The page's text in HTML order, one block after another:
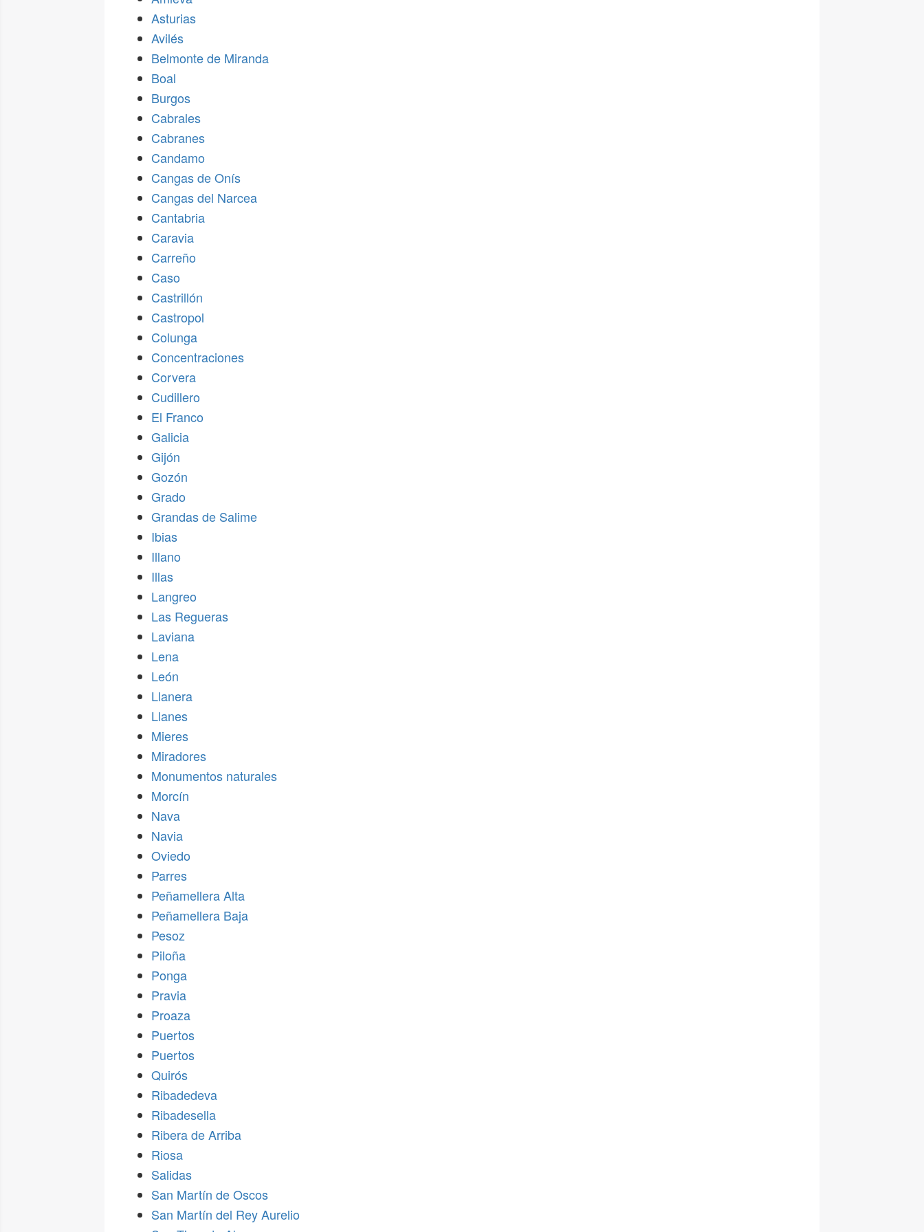
Asturias
Avilés
Belmonte de Miranda
Boal
Burgos
Cabrales
Cabranes
Candamo
Cangas de Onís
Cangas del Narcea
Cantabria
Caravia
Carreño
Caso
Castrillón
Castropol
Colunga
Concentraciones
Corvera
Cudillero
El Franco
Galicia
Gijón
Gozón
Grado
Grandas de Salime
Ibias
Illano
Illas
Langreo
Las Regueras
Laviana
Lena
León
Llanera
Llanes
Mieres
Miradores
Monumentos naturales
Morcín
Nava
Navia
Oviedo
Parres
Peñamellera Alta
Peñamellera Baja
Pesoz
Piloña
Ponga
Pravia
Proaza
Puertos
Puertos
Quirós
Ribadedeva
Ribadesella
Ribera de Arriba
Riosa
Salidas
San Martín de Oscos
San Martín del Rey Aurelio